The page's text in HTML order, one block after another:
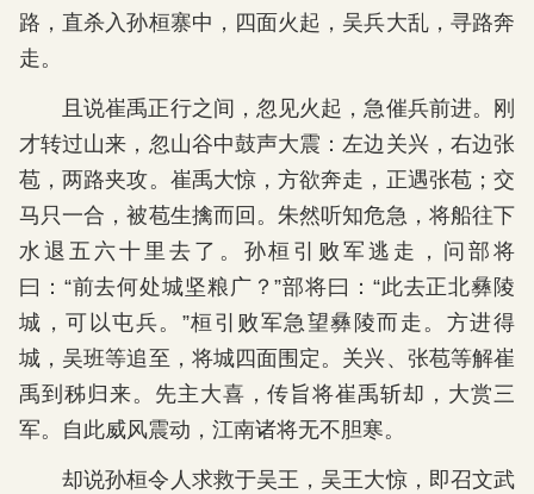
路，直杀入孙桓寨中，四面火起，吴兵大乱，寻路奔
走。
且说崔禹正行之间，忽见火起，急催兵前进。刚
才转过山来，忽山谷中鼓声大震：左边关兴，右边张
苞，两路夹攻。崔禹大惊，方欲奔走，正遇张苞；交
马只一合，被苞生擒而回。朱然听知危急，将船往下
水退五六十里去了。孙桓引败军逃走，问部将
曰：“前去何处城坚粮广？”部将曰：“此去正北彝陵
城，可以屯兵。”桓引败军急望彝陵而走。方进得
城，吴班等追至，将城四面围定。关兴、张苞等解崔
禹到秭归来。先主大喜，传旨将崔禹斩却，大赏三
军。自此威风震动，江南诸将无不胆寒。
却说孙桓令人求救于吴王，吴王大惊，即召文武